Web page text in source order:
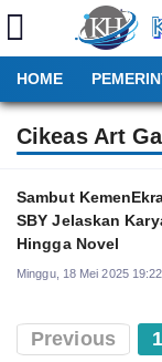
HOME
Cikeas Art
Sambut
SBY Jelaskan
Hingga Novel
Minggu, 18 Mei 2025
Previous 1